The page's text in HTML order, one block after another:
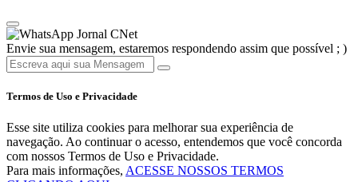
Jornal CNet
Envie sua mensagem, estaremos respondendo assim que possível ; )
Termos de Uso e Privacidade
Esse site utiliza cookies para melhorar sua experiência de
navegação. Ao continuar o acesso, entendemos que você concorda
com nossos Termos de Uso e Privacidade.
Para mais informações, ACESSE NOSSOS TERMOS